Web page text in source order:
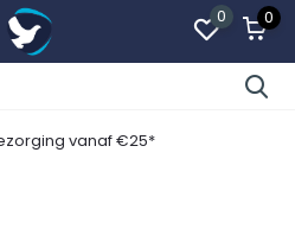
0 0
vanaf €25*